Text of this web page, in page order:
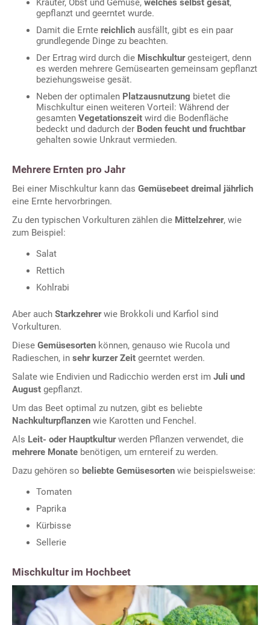
Kräuter, Obst und Gemüse, welches selbst gesät,
gepflanzt und geerntet wurde.
Damit die Ernte reichlich ausfällt, gibt es ein paar
grundlegende Dinge zu beachten.
Der Ertrag wird durch die Mischkulturgesteigert, denn
es werden mehrere Gemüsearten gemeinsam gepflanzt
beziehungsweise gesät.
Neben der optimalen Platzausnutzung bietet die
Mischkultur einen weiteren Vorteil: Während der
gesamten Vegetationszeit wird die Bodenfläche
bedeckt und dadurch der Boden feucht und fruchtbar
gehalten sowie Unkraut vermieden.
Mehrere Ernten pro Jahr
Bei einer Mischkultur kann das Gemüsebeet dreimal jährlich
eine Ernte hervorbringen.
Zu den typischen Vorkulturen zählen die Mittelzehrer, wie
zum Beispiel:
Salat
Rettich
Kohlrabi
Aber auch Starkzehrerwie Brokkoli und Karfiol sind
Vorkulturen.
Diese Gemüsesorten können, genauso wie Rucola und
Radieschen, in sehr kurzer Zeit geerntet werden.
Salate wie Endivien und Radicchio werden erst im Juli und
August gepflanzt.
Um das Beet optimal zu nutzen, gibt es beliebte
Nachkulturpflanzen wie Karotten und Fenchel.
Als Leit- oder Hauptkulturwerden Pflanzen verwendet, die
mehrere Monate benötigen, um erntereif zu werden.
Dazu gehören so beliebte Gemüsesorten wie beispielsweise:
Tomaten
Paprika
Kürbisse
Sellerie
Mischkultur im Hochbeet